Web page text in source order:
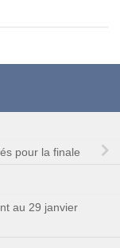
pour la finale
au 29 janvier